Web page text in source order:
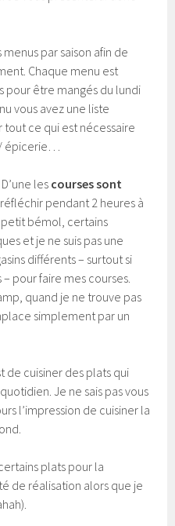
par saison afin de
Chaque menu est
pour être mangés du lundi
vous avez une liste
ce qui est nécessaire
épicerie…
les courses sont
réfléchir pendant 2 heures à
bémol, certains
et je ne suis pas une
différents – surtout si
pour faire mes courses.
quand je ne trouve pas
simplement par un
de cuisiner des plats qui
Je ne sais pas vous
l’impression de cuisiner la
plats pour la
de réalisation alors que je